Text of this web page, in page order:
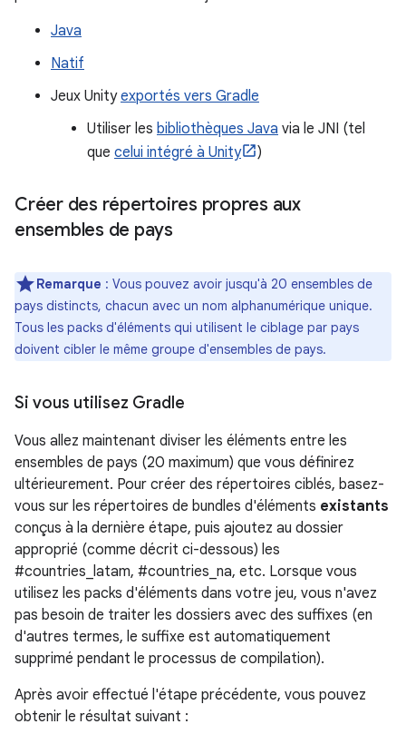
Java
Natif
Jeux Unityexportés vers Gradle
Utiliser les bibliothèques Java via le JNI (tel
que celui intégré à Unity )
Créer des répertoires propres aux
ensembles de pays
Remarque : Vous pouvez avoir jusqu'à 20 ensembles de
pays distincts, chacun avec un nom alphanumérique unique.
Tous les packs d'éléments qui utilisent le ciblage par pays
doivent cibler le même groupe d'ensembles de pays.
Si vous utilisez Gradle
Vous allez maintenant diviser les éléments entre les
ensembles de pays (20 maximum) que vous définirez
ultérieurement. Pour créer des répertoires ciblés, basez-
vous sur les répertoires de bundles d'éléments existants
conçus à la dernière étape, puis ajoutez au dossier
approprié (comme décrit ci-dessous) les
#countries_latam, #countries_na, etc. Lorsque vous
utilisez les packs d'éléments dans votre jeu, vous n'avez
pas besoin de traiter les dossiers avec des suffixes (en
d'autres termes, le suffixe est automatiquement
supprimé pendant le processus de compilation).
Après avoir effectué l'étape précédente, vous pouvez
obtenir le résultat suivant :